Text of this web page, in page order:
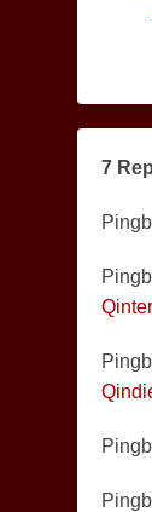
7